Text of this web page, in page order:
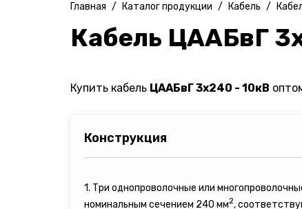
Главная / Каталог продукции / Кабель /
Кабель ЦААБвГ
Купить кабель ЦААБвГ 3х240 - 10кВ
Конструкция
1. Три однопроволочные или
номинальным сечением 240 мм2,